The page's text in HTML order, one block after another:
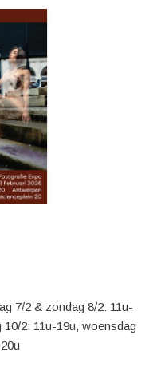
7/2 & zondag 8/2: 11u-
2: 11u-19u, woensdag